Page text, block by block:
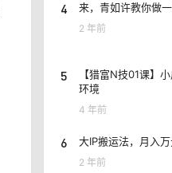
4 来，青如许教你做
2 年前
5
【猎富N技01课】
环境
4 年前
6 大IP搬运法，月入
2 年前